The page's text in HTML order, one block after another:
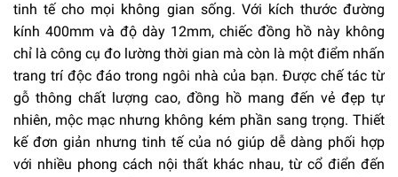
tinh tế cho mọi không gian sống. Với kích thước đường
kính 400mm và độ dày 12mm, chiếc đồng hồ này không
chỉ là công cụ đo lường thời gian mà còn là một điểm nhấn
trang trí độc đáo trong ngôi nhà của bạn. Được chế tác từ
gỗ thông chất lượng cao, đồng hồ mang đến vẻ đẹp tự
nhiên, mộc mạc nhưng không kém phần sang trọng. Thiết
kế đơn giản nhưng tinh tế của nó giúp dễ dàng phối hợp
với nhiều phong cách nội thất khác nhau, từ cổ điển đến